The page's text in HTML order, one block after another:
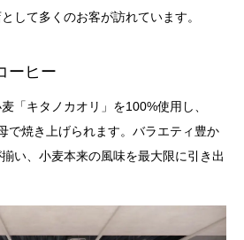
して多くのお客が訪れています。
ーヒー
「キタノカオリ」を100%使用し、
で焼き上げられます。バラエティ豊か
い、小麦本来の風味を最大限に引き出